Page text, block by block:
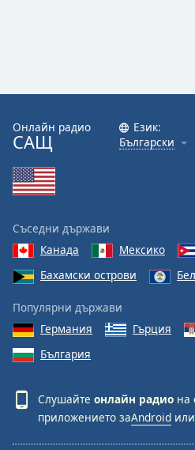
Онлайн радио
САЩ
Език:
Български
Съседни държави
Канада
Мексико
Бахамски острови
Популярни държави
Германия
Гърция
България
Слушайте онлайн радио на
приложението заAndroid или